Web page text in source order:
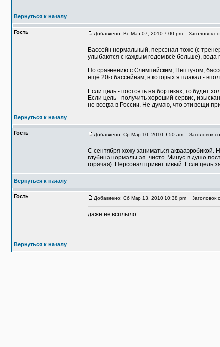
Вернуться к началу
Гость Добавлено: Вс Мар 07, 2010 7:00 pm Заголовок
Бассейн нормальный, персонал тоже (с
улыбаются с каждым годом всё больше), вода
По сравнению с Олимпийским, Нептуном,
ещё 20ю бассейнам, в которых я плавал -
Если цель - постоять на бортиках, то будет
Если цель - получить хороший сервис,
не всегда в России. Не думаю, что эти вещи
Вернуться к началу
Гость Добавлено: Ср Мар 10, 2010 9:50 am Заголовок
С сентября хожу заниматься аквааэробикой.
глубина нормальная. чисто. Минус-в душе
горячая). Персонал приветливый. Если цель
Вернуться к началу
Гость Добавлено: Сб Мар 13, 2010 10:38 pm Заголовок
даже не всплыло
Вернуться к началу